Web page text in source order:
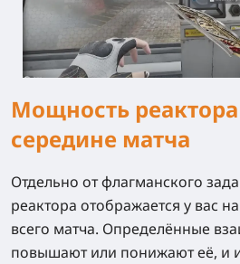
Мощность
середине матча
Отдельно от флагманского
реактора отображается у вас
всего матча. Определённые
повышают или понижают её, и